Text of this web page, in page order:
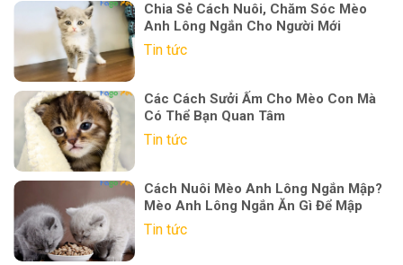
Chia Sẻ Cách Nuôi, Chăm Sóc Mèo
Anh Lông Ngắn Cho Người Mới
Tin tức
Các Cách Sưởi Ấm Cho Mèo Con Mà
Có Thể Bạn Quan Tâm
Tin tức
Cách Nuôi Mèo Anh Lông Ngắn Mập?
Mèo Anh Lông Ngắn Ăn Gì Để Mập
Tin tức